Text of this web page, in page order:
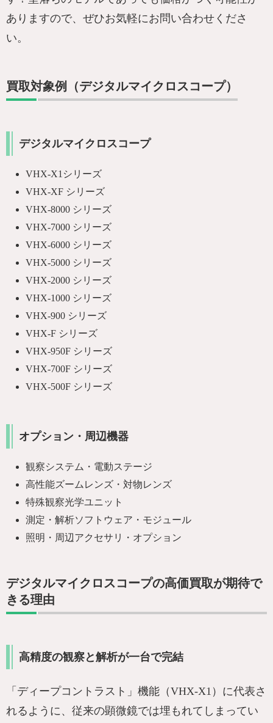
ありますので、ぜひお気軽にお問い合わせくださ
い。
買取対象例（デジタルマイクロスコープ）
デジタルマイクロスコープ
VHX-X1シリーズ
VHX-XF シリーズ
VHX-8000 シリーズ
VHX-7000 シリーズ
VHX-6000 シリーズ
VHX-5000 シリーズ
VHX-2000 シリーズ
VHX-1000 シリーズ
VHX-900 シリーズ
VHX-F シリーズ
VHX-950F シリーズ
VHX-700F シリーズ
VHX-500F シリーズ
オプション・周辺機器
観察システム・電動ステージ
高性能ズームレンズ・対物レンズ
特殊観察光学ユニット
測定・解析ソフトウェア・モジュール
照明・周辺アクセサリ・オプション
デジタルマイクロスコープの高価買取が期待で
きる理由
高精度の観察と解析が一台で完結
「ディープコントラスト」機能（VHX-X1）に代表さ
れるように、従来の顕微鏡では埋もれてしまってい